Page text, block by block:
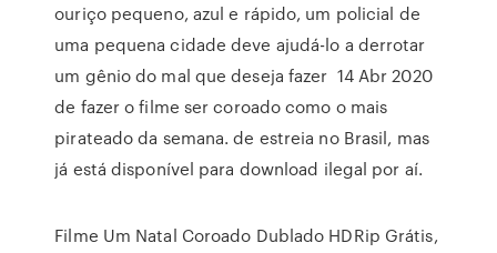
ouriço pequeno, azul e rápido, um policial de
uma pequena cidade deve ajudá-lo a derrotar
um gênio do mal que deseja fazer 14 Abr 2020
de fazer o filme ser coroado como o mais
pirateado da semana. de estreia no Brasil, mas
já está disponível para download ilegal por aí.
Filme Um Natal Coroado Dublado HDRip Grátis,